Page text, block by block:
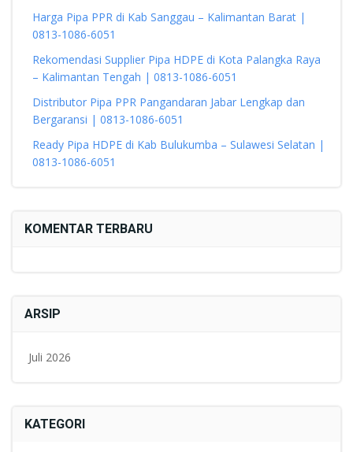
Harga Pipa PPR di Kab Sanggau – Kalimantan Barat |
0813-1086-6051
Rekomendasi Supplier Pipa HDPE di Kota Palangka Raya
– Kalimantan Tengah | 0813-1086-6051
Distributor Pipa PPR Pangandaran Jabar Lengkap dan
Bergaransi | 0813-1086-6051
Ready Pipa HDPE di Kab Bulukumba – Sulawesi Selatan |
0813-1086-6051
KOMENTAR TERBARU
ARSIP
Juli 2026
KATEGORI